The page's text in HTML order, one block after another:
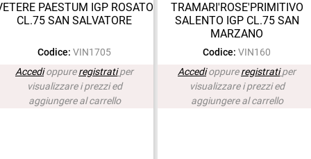
PAESTUM IGP ROSATO
CL.75 SAN SALVATORE
Codice: VIN1705
Accedioppureregistrati per
visualizzare i prezzi ed
aggiungere al carrello
TRAMARI'ROSE'PRIMITIVO
SALENTO IGP CL.75 SAN
MARZANO
Codice: VIN160
Accedioppureregistrati per
visualizzare i prezzi ed
aggiungere al carrello